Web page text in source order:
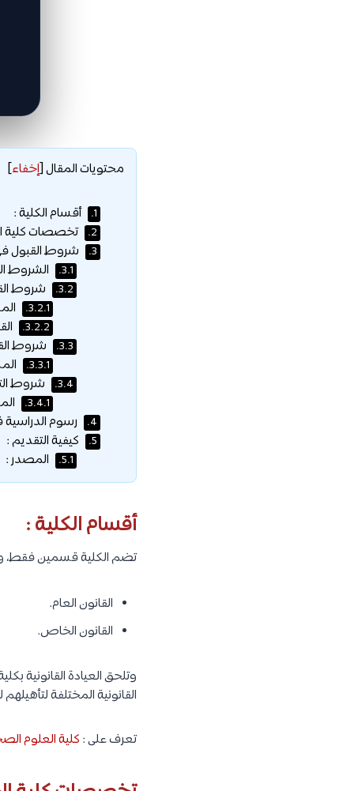
محتويات المقال[إخفاء]
1. أقسام الكلية :
2. تخصصات كلية
3. شروط القبول
3.1. الشروط
3.2. شروط
3.2.1.
3.2.2.
3.3. شروط
3.3.1.
3.4. شروط
3.4.1.
4. رسوم
5. كيفية التقديم :
5.1. المصدر :
أقسام الكلية :
تضم الكلية قسمين فقط،
القانون العام.
القانون الخاص.
وتلحق العيادة القانونية
القانونية المختلفة
تعرف على : كلية العلوم